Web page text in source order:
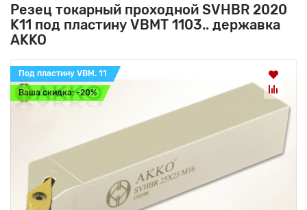
Резец токарный проходной SVHBR 2020
K11 под пластину VBMT 1103.. державка
AKKO
Под пластину VBM. 11
Ваша скидка: -20%